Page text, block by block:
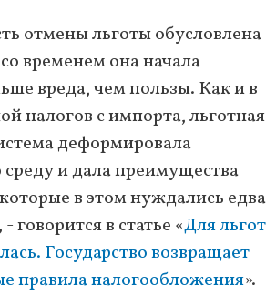
отмены льготы обусловлена
временем она начала
вреда, чем пользы. Как и в
налогов с импорта, льготная
деформировала
и дала преимущества
в этом нуждались едва
говорится в статье «Для льгот
Государство возвращает
правила налогообложения».